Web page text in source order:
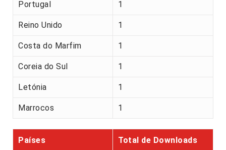
Portugal 1
Reino Unido 1
Costa do Marfim 1
Coreia do Sul 1
Letónia 1
Marrocos 1
Países Total de Downloads